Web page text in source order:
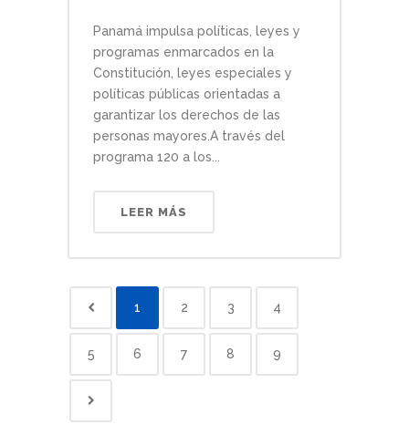
Panamá impulsa políticas, leyes y
programas enmarcados en la
Constitución, leyes especiales y
políticas públicas orientadas a
garantizar los derechos de las
personas mayores.A través del
programa 120 a los...
LEER MÁS
1 2 3 4
5 6 7 8 9